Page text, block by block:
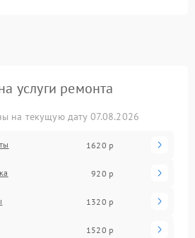
услуги ремонта
на текущую дату 07.08.2026
1620 р
920 р
1320 р
1520 р